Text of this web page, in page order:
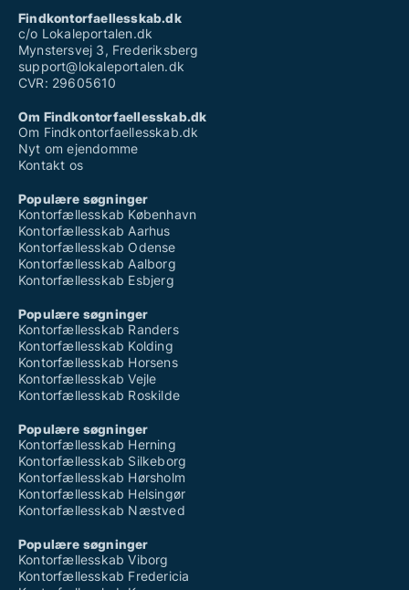
Findkontorfaellesskab.dk
c/o Lokaleportalen.dk
Mynstersvej 3, Frederiksberg
support@lokaleportalen.dk
CVR: 29605610
Om Findkontorfaellesskab.dk
Om Findkontorfaellesskab.dk
Nyt om ejendomme
Kontakt os
Populære søgninger
Kontorfællesskab København
Kontorfællesskab Aarhus
Kontorfællesskab Odense
Kontorfællesskab Aalborg
Kontorfællesskab Esbjerg
Populære søgninger
Kontorfællesskab Randers
Kontorfællesskab Kolding
Kontorfællesskab Horsens
Kontorfællesskab Vejle
Kontorfællesskab Roskilde
Populære søgninger
Kontorfællesskab Herning
Kontorfællesskab Silkeborg
Kontorfællesskab Hørsholm
Kontorfællesskab Helsingør
Kontorfællesskab Næstved
Populære søgninger
Kontorfællesskab Viborg
Kontorfællesskab Fredericia